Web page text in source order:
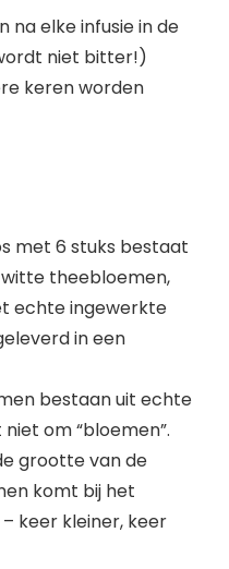
na elke infusie in de
niet bitter!)
keren worden
met 6 stuks bestaat
theebloemen,
echte ingewerkte
in een
bestaan uit echte
om “bloemen”.
grootte van de
komt bij het
keer kleiner, keer